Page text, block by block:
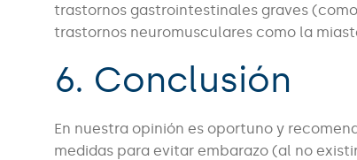
trastornos gastrointestinales graves
trastornos neuromusculares como la
6. Conclusión
En nuestra opinión es oportuno y
medidas para evitar embarazo (al no